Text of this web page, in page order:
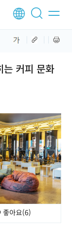
커피 문화
좋아요(6)